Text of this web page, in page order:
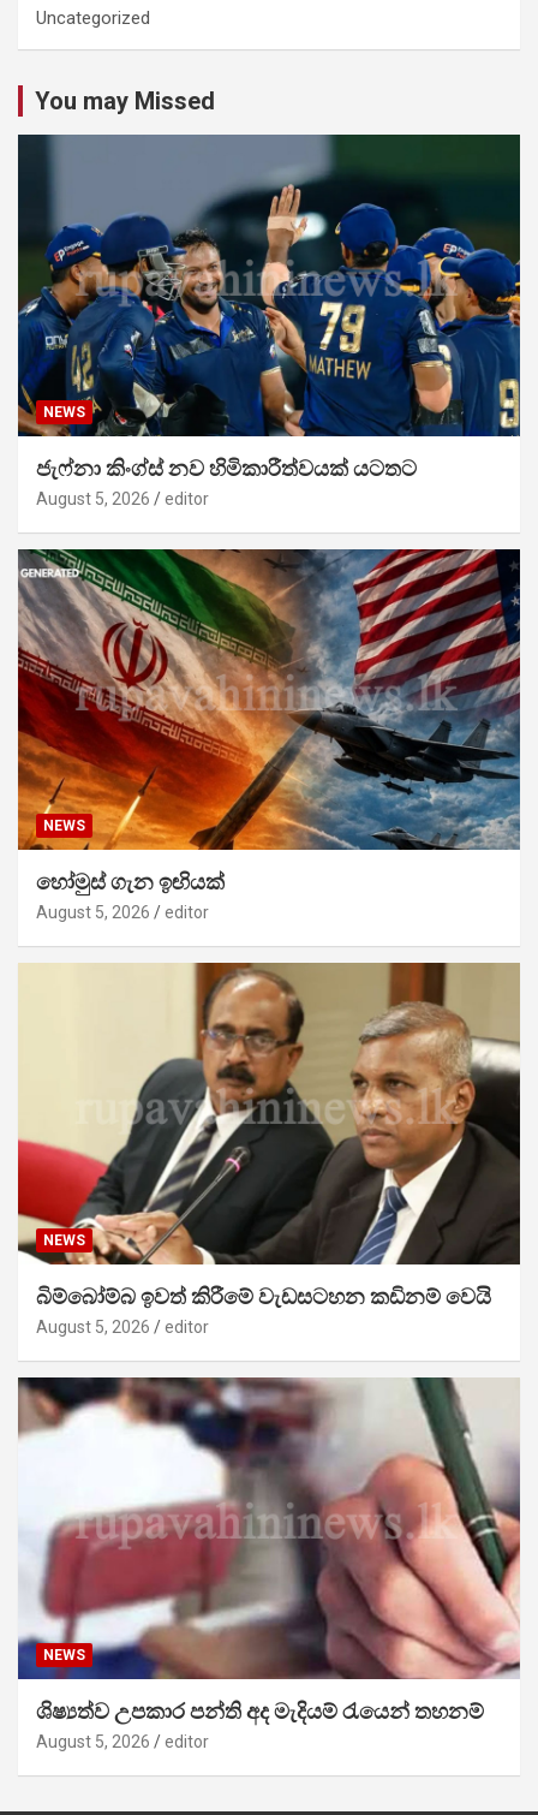
Uncategorized
You may Missed
NEWS
ජැෆ්නා කිංග්ස් නව හිමිකාරීත්වයක් යටතට
August 5, 2026 editor
NEWS
හෝමුස් ගැන ඉඟියක්
August 5, 2026 editor
NEWS
බිම්බෝම්බ ඉවත් කිරීමේ වැඩසටහන කඩිනම් වෙයි
August 5, 2026 editor
NEWS
ශිෂ්‍යත්ව උපකාර පන්ති අද මැදියම් රැයෙන් තහනම්
August 5, 2026 editor